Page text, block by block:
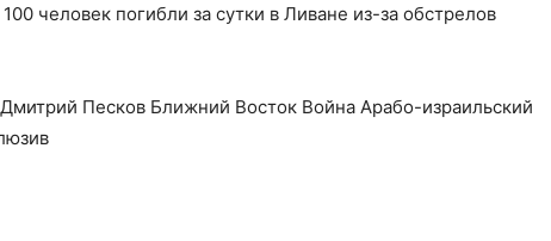
человек погибли за сутки в Ливане из-за обстрелов
Песков Ближний Восток Война Арабо-израильский